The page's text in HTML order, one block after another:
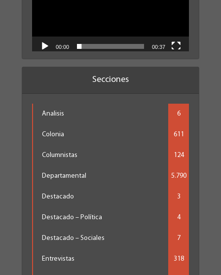
00:00 00:37
Secciones
Analisis 6
Colonia 611
Columnistas 124
Departamental 5.790
Destacado 3
Destacado – Política 4
Destacado – Sociales 7
Entrevistas 318